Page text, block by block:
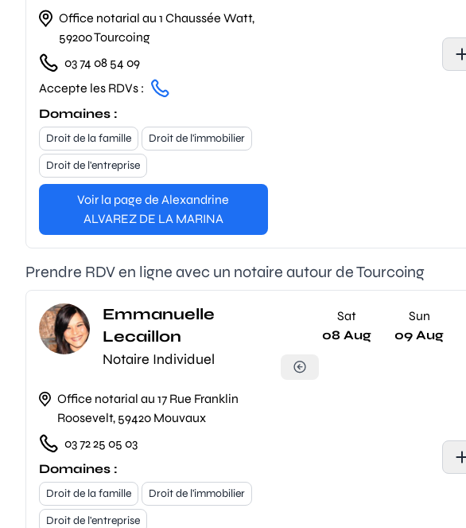
Office notarial au 1 Chaussée Watt,
59200 Tourcoing
03 74 08 54 09
Accepte les RDVs :
Domaines :
Droit de la famille
Droit de l'immobilier
Droit de l'entreprise
Voir la page de Alexandrine
ALVAREZ DE LA MARINA
Prendre RDV en ligne avec un notaire autour de Tourcoing
Emmanuelle
Lecaillon
Notaire Individuel
Office notarial au 17 Rue Franklin
Roosevelt, 59420 Mouvaux
03 72 25 05 03
Domaines :
Droit de la famille
Droit de l'immobilier
Droit de l'entreprise
Sat
08 Aug
Sun
09 Aug